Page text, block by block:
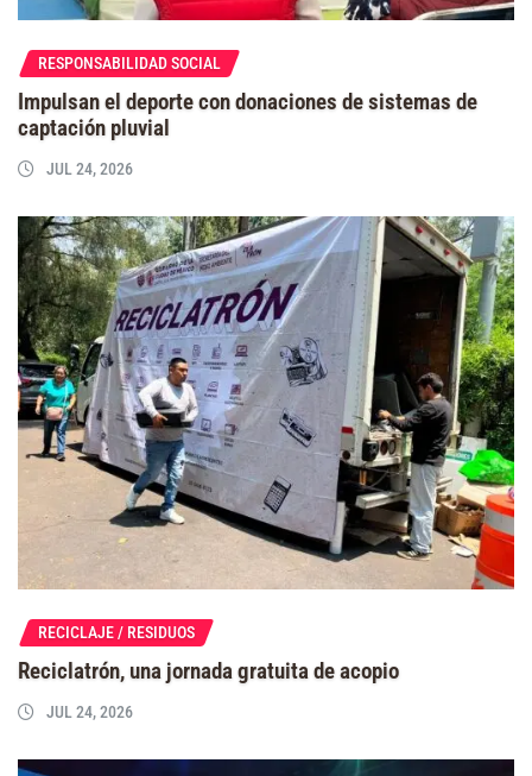
RESPONSABILIDAD SOCIAL
Impulsan el deporte con donaciones de sistemas de
captación pluvial
JUL 24, 2026
RECICLAJE / RESIDUOS
Reciclatrón, una jornada gratuita de acopio
JUL 24, 2026